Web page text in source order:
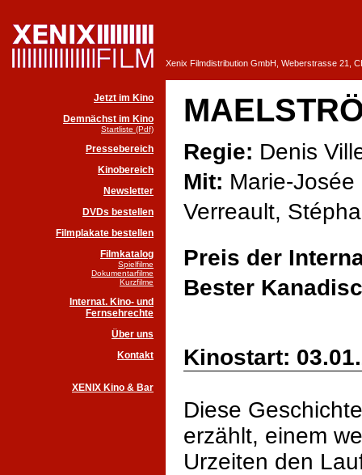
Xenix Filmdistribution GmbH, Weberstrasse 21,
Jetzt im Kino
Demnächst im Kino
Startliste (Pdf)
Pressebereich
Kinobereich
Newsletter
DVDs bestellen
Filmplakate bestellen
Filmkatalog
Spielfilme
Dokumentarfilme
Kurzfilme
Internat. Kino- und
Fernsehrechte
Über uns
Kontakt
XENIX Kino & Bar
Regie: Denis
Mit: Marie-
Verreault,
Preis der
Bester
Kinostart:
Diese
erzählt, einem
Urzeiten den